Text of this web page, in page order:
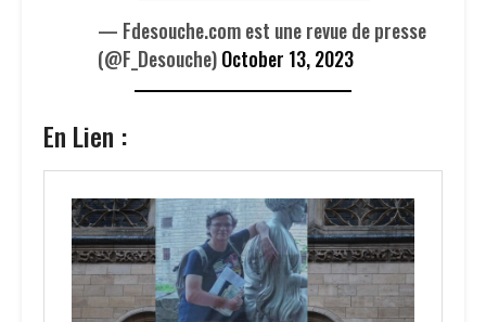
— Fdesouche.com est une revue de presse
(@F_Desouche)October 13, 2023
En Lien :